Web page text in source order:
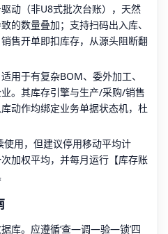
动（非U8式批次台账），天然
的数量叠加；支持扫码出入库、
售开单即扣库存，从源头阻断翻
适用于有复杂BOM、委外加工、
。其库存引擎与生产/采购/销售
动作均绑定业务单据状态机，杜
使用，但建议停用移动平均计
加权平均，并每月运行【库存账
库。应遵循‘查—调—验—锁’四